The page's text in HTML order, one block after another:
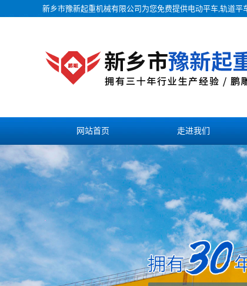
新乡市豫新起重机械有限公司为您免费提供电动平车,轨道平
网站首页 走进我们
联系我们